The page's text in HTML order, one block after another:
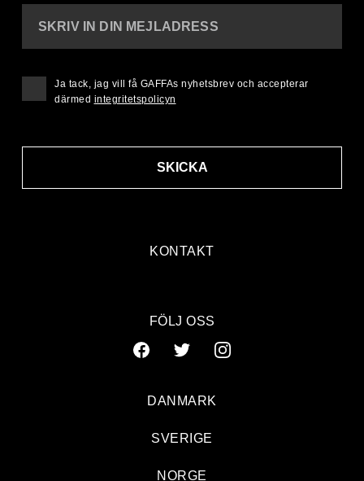
KONTAKT
SKRIV IN DIN MEJLADRESS
SKICKA
Ja tack, jag vill få GAFFAs nyhetsbrev och accepterar
därmed integritetspolicyn
FÖLJ OSS
DANMARK
SVERIGE
NORGE